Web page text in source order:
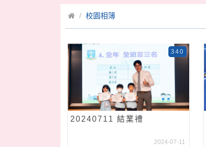
校園相簿
20240711 結業禮
340
2024-07-11